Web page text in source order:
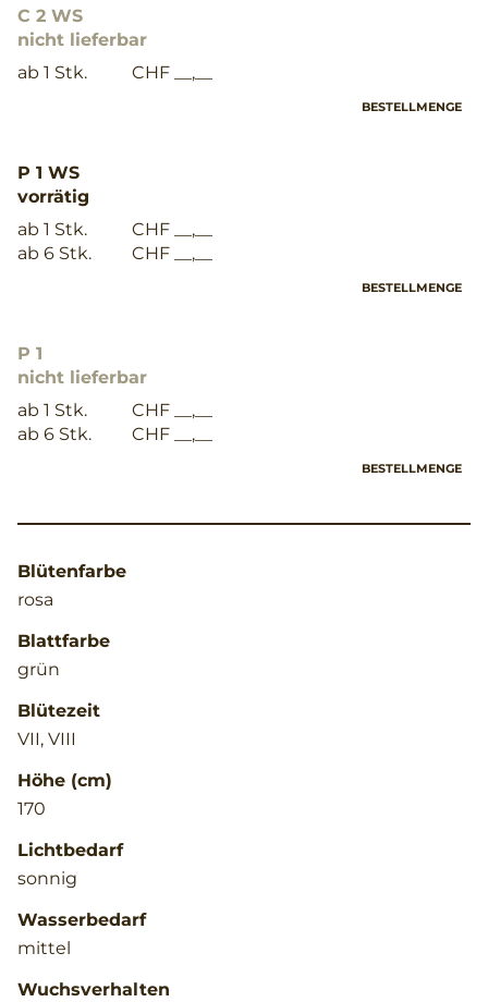
C 2 WS
nicht lieferbar
ab 1 Stk.
CHF __,__
BESTELLMENGE
P 1 WS
vorrätig
ab 1 Stk.
CHF __,__
ab 6 Stk.
CHF __,__
BESTELLMENGE
P 1
nicht lieferbar
ab 1 Stk.
CHF __,__
ab 6 Stk.
CHF __,__
BESTELLMENGE
Blütenfarbe
rosa
Blattfarbe
grün
Blütezeit
VII, VIII
Höhe (cm)
170
Lichtbedarf
sonnig
Wasserbedarf
mittel
Wuchsverhalten